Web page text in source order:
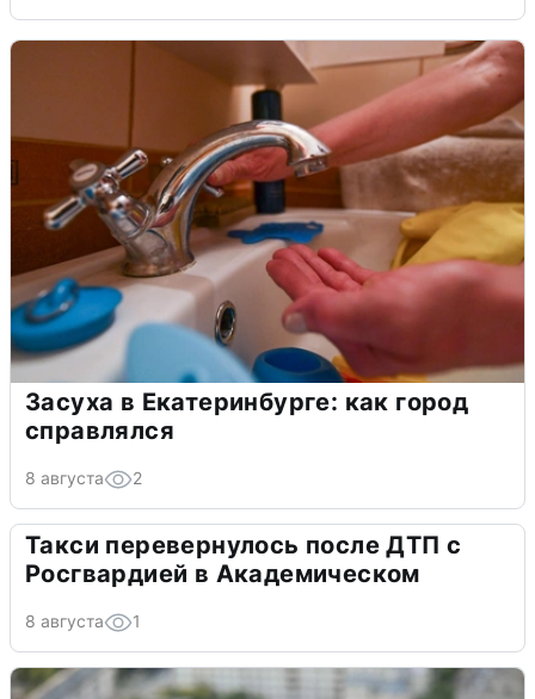
Засуха в Екатеринбурге: как город
справлялся
8 августа 2
Такси перевернулось после ДТП с
Росгвардией в Академическом
8 августа 1